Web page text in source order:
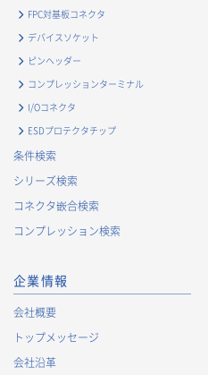
FPC対基板コネクタ
デバイスソケット
ピンヘッダー
コンプレッションターミナル
I/Oコネクタ
ESDプロテクタチップ
条件検索
シリーズ検索
コネクタ嵌合検索
コンプレッション検索
企業情報
会社概要
トップメッセージ
会社沿革